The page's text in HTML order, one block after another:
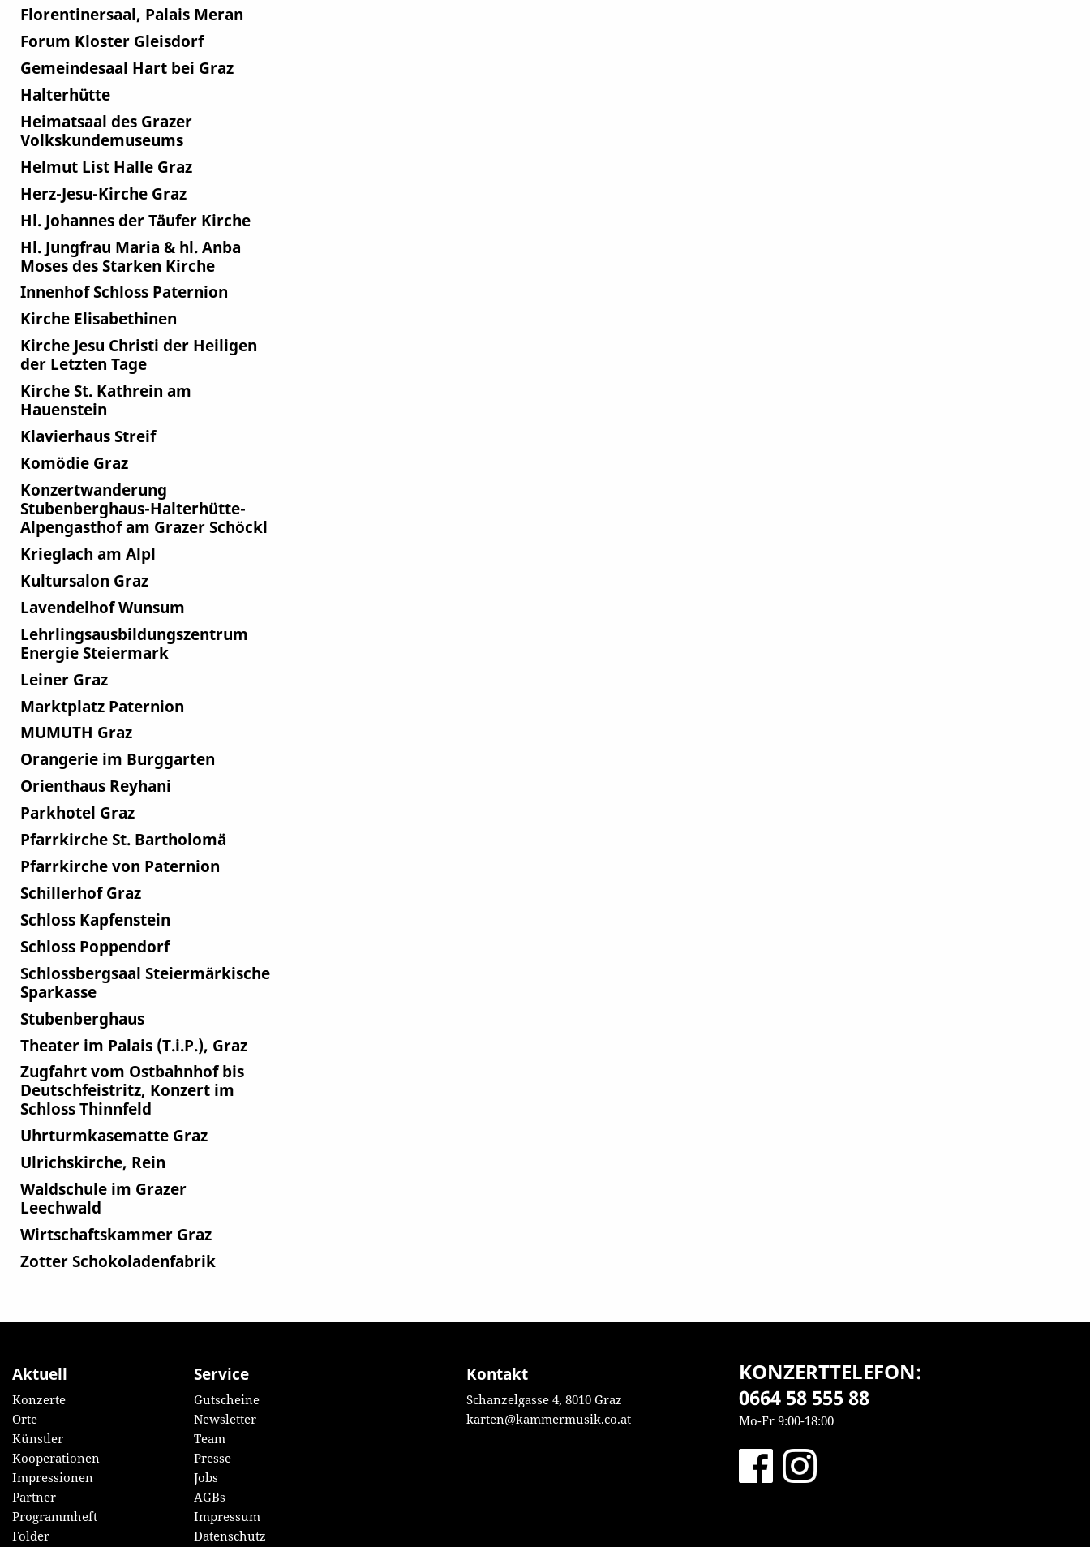
Florentinersaal, Palais Meran
Forum Kloster Gleisdorf
Gemeindesaal Hart bei Graz
Halterhütte
Heimatsaal des Grazer
Volkskundemuseums
Helmut List Halle Graz
Herz-Jesu-Kirche Graz
Hl. Johannes der Täufer Kirche
Hl. Jungfrau Maria & hl. Anba
Moses des Starken Kirche
Innenhof Schloss Paternion
Kirche Elisabethinen
Kirche Jesu Christi der Heiligen
der Letzten Tage
Kirche St. Kathrein am
Hauenstein
Klavierhaus Streif
Komödie Graz
Konzertwanderung
Stubenberghaus-Halterhütte-
Alpengasthof am Grazer Schöckl
Krieglach am Alpl
Kultursalon Graz
Lavendelhof Wunsum
Lehrlingsausbildungszentrum
Energie Steiermark
Leiner Graz
Marktplatz Paternion
MUMUTH Graz
Orangerie im Burggarten
Orienthaus Reyhani
Parkhotel Graz
Pfarrkirche St. Bartholomä
Pfarrkirche von Paternion
Schillerhof Graz
Schloss Kapfenstein
Schloss Poppendorf
Schlossbergsaal Steiermärkische
Sparkasse
Stubenberghaus
Theater im Palais (T.i.P.), Graz
Zugfahrt vom Ostbahnhof bis
Deutschfeistritz, Konzert im
Schloss Thinnfeld
Uhrturmkasematte Graz
Ulrichskirche, Rein
Waldschule im Grazer
Leechwald
Wirtschaftskammer Graz
Zotter Schokoladenfabrik
Aktuell
Konzerte
Orte
Künstler
Kooperationen
Impressionen
Partner
Programmheft
Folder
Service
Gutscheine
Newsletter
Team
Presse
Jobs
AGBs
Impressum
Datenschutz
Kontakt
Schanzelgasse 4, 8010 Graz
karten@kammermusik.co.at
KONZERTTELEFON:
0664 58 555 88
Mo-Fr 9:00-18:00